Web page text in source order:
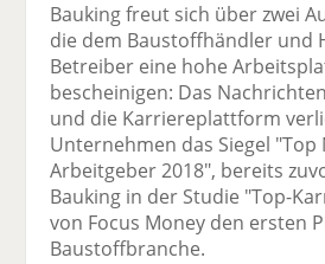
Bauking freut sich über zwei
die dem Baustoffhändler und
Betreiber eine hohe
bescheinigen: Das
und die Karriereplattform
Unternehmen das Siegel
Arbeitgeber 2018", bereits
Bauking in der Studie "Top-
von Focus Money den ersten
Baustoffbranche.